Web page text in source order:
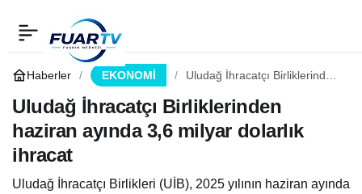
Haberler EKONOMİ
Uludağ İhracatçı Birliklerinden
dolarlık ihracat
Uludağ İhracatçı Birliklerinden
haziran ayında 3,6 milyar dolarlık
ihracat
Uludağ İhracatçı Birlikleri (UİB), 2025 yılının haziran ayında
Uludağ İhracatçı
Birliklerinden haziran
ayında 3,6 milyar dolarlık
ihracat